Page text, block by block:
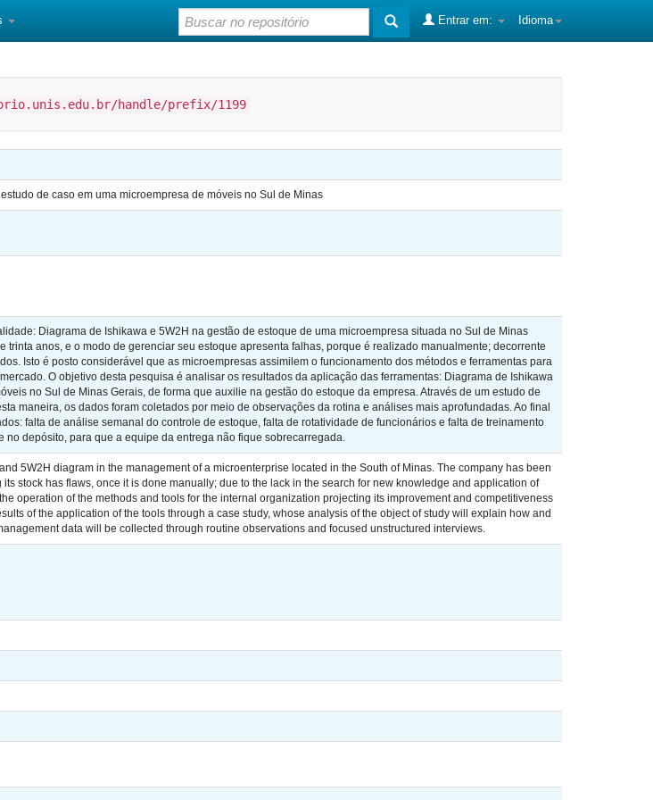
Idioma
Entrar em:
handle/prefix/1199
de caso em uma microempresa de móveis no Sul de Minas
Diagrama de Ishikawa e 5W2H na gestão de estoque de uma microempresa situada no Sul de Minas
anos, e o modo de gerenciar seu estoque apresenta falhas, porque é realizado manualmente; decorrente
Isto é posto considerável que as microempresas assimilem o funcionamento dos métodos e ferramentas para
O objetivo desta pesquisa é analisar os resultados da aplicação das ferramentas: Diagrama de Ishikawa
no Sul de Minas Gerais, de forma que auxilie na gestão do estoque da empresa. Através de um estudo de
maneira, os dados foram coletados por meio de observações da rotina e análises mais aprofundadas. Ao final
falta de análise semanal do controle de estoque, falta de rotatividade de funcionários e falta de treinamento
depósito, para que a equipe da entrega não fique sobrecarregada.
5W2H diagram in the management of a microenterprise located in the South of Minas. The company has been
stock has flaws, once it is done manually; due to the lack in the search for new knowledge and application of
operation of the methods and tools for the internal organization projecting its improvement and competitiveness
of the application of the tools through a case study, whose analysis of the object of study will explain how and
data will be collected through routine observations and focused unstructured interviews.